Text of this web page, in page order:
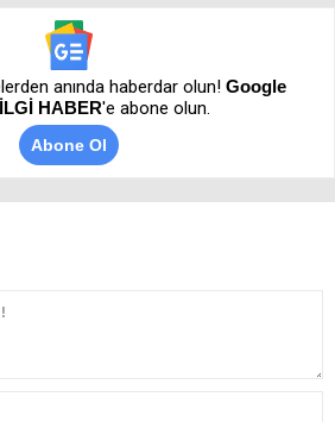
anında haberdar olun! Google
İLGİ HABER'e abone olun.
Abone Ol